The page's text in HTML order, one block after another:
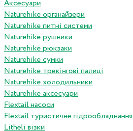
Аксесуари
Naturehike органайзери
Naturehike питні системи
Naturehike рушники
Naturehike рюкзаки
Naturehike сумки
Naturehike трекінгові палиці
Naturehike холодильники
Naturehike аксесуари
Flextail насоси
Flextail туристичне гідрообладнання
Litheli візки